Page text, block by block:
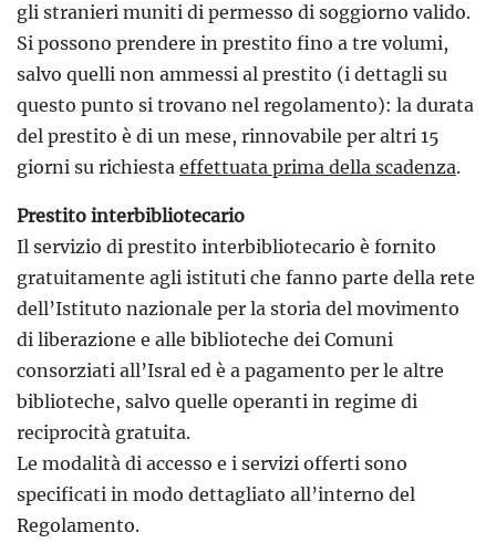
gli stranieri muniti di permesso di soggiorno valido.
Si possono prendere in prestito fino a tre volumi,
salvo quelli non ammessi al prestito (i dettagli su
questo punto si trovano nel regolamento): la durata
del prestito è di un mese, rinnovabile per altri 15
giorni su richiesta effettuata prima della scadenza.
Prestito interbibliotecario
Il servizio di prestito interbibliotecario è fornito
gratuitamente agli istituti che fanno parte della rete
dell’Istituto nazionale per la storia del movimento
di liberazione e alle biblioteche dei Comuni
consorziati all’Isral ed è a pagamento per le altre
biblioteche, salvo quelle operanti in regime di
reciprocità gratuita.
Le modalità di accesso e i servizi offerti sono
specificati in modo dettagliato all’interno del
Regolamento.